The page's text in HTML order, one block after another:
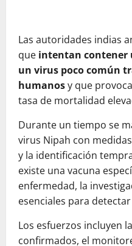
Las autoridades indias
que intentan contener
un virus poco común
humanosy que
tasa de mortalidad
Durante un tiempo se
virus Nipah con
y la identificación
existe una vacuna
enfermedad, la
esenciales para
Los esfuerzos incluyen
confirmados, el